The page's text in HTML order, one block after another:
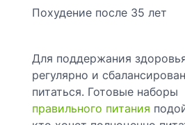
Похудение после 35 лет
Для поддержания
регулярно и
питаться. Готовые наборы
правильного питания